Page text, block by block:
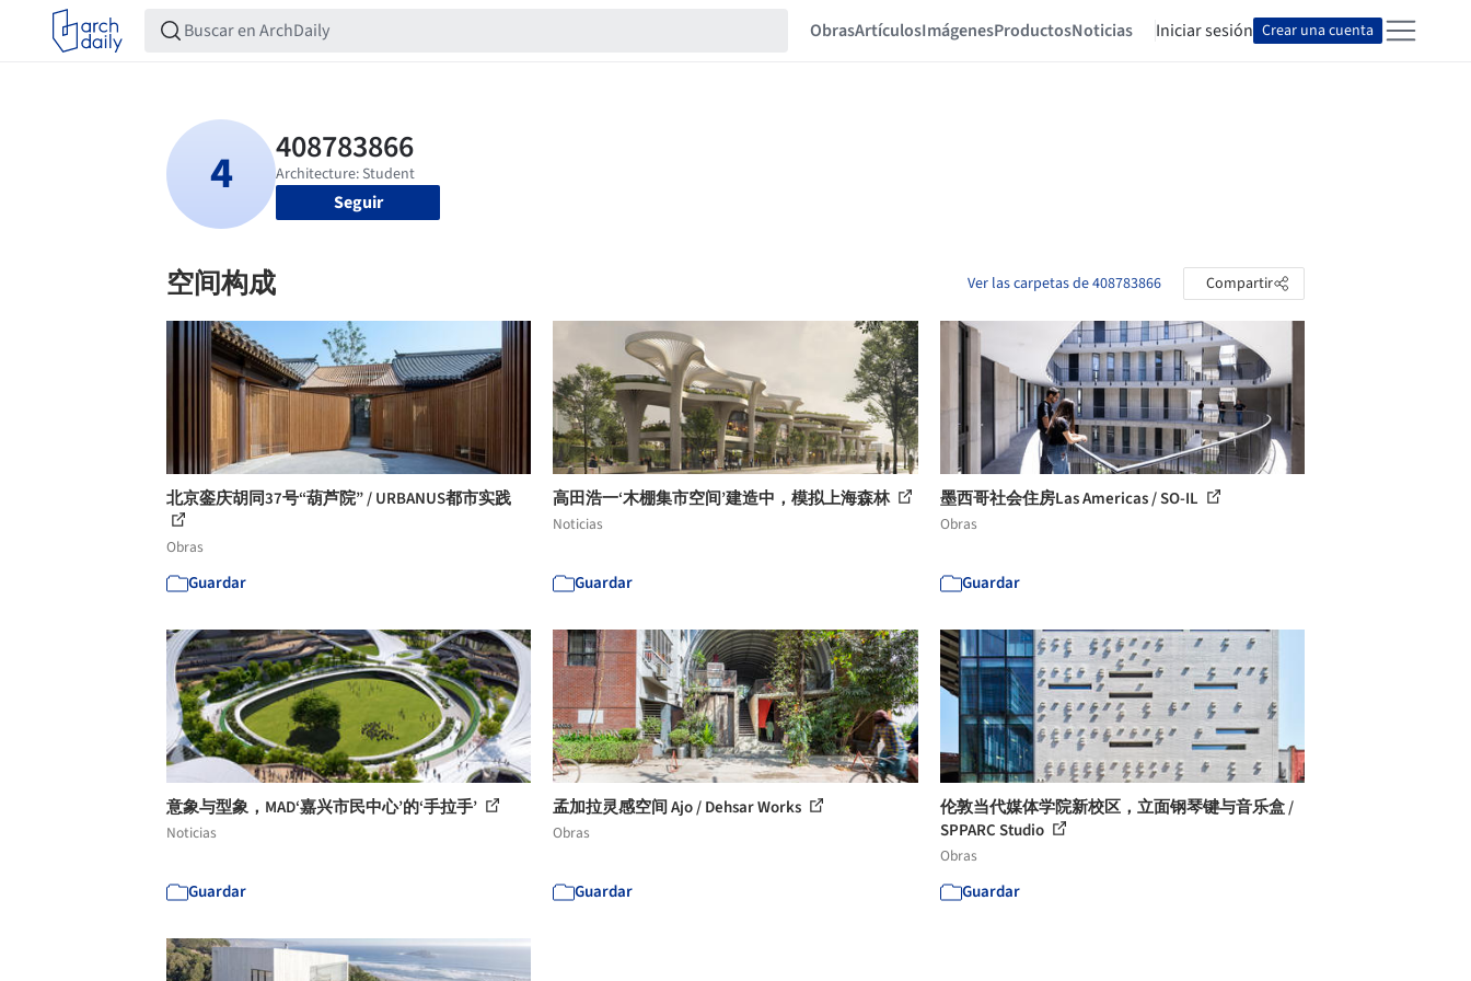
ObrasArtículosImágenesProductosNoticias Iniciar sesión Crear una cuenta
Seguir
空间构成 Ver las carpetas de 408783866 Compartir
北京銮庆胡同37号“葫芦院” / URBANUS都市实践
Obras
Guardar
高田浩一‘木棚集市空间’建造中，模拟上海森林
Noticias
Guardar
墨西哥社会住房Las Americas / SO-IL
Obras
Guardar
意象与型象，MAD‘嘉兴市民中心’的‘手拉手’
Noticias
Guardar
孟加拉灵感空间 Ajo / Dehsar Works
Obras
Guardar
伦敦当代媒体学院新校区，立面钢琴键与音乐盒 /
SPPARC Studio
Obras
Guardar